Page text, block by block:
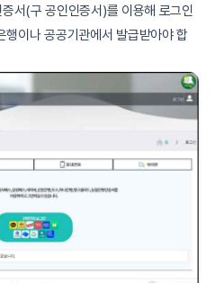
서(구 공인인증서)를 이용해 로그인
행이나 공공기관에서 발급받아야 합